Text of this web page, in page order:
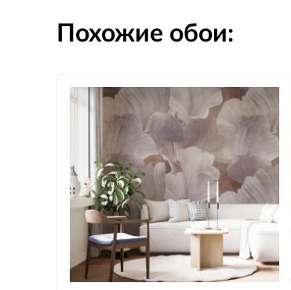
Похожие обои: